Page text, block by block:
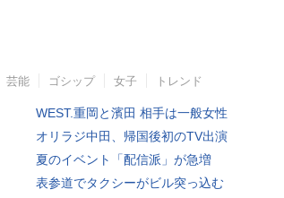
芸能 ゴシップ 女子 トレンド
WEST.重岡と濱田 相手は一般女性
オリラジ中田、帰国後初のTV出演
夏のイベント「配信派」が急増
表参道でタクシーがビル突っ込む